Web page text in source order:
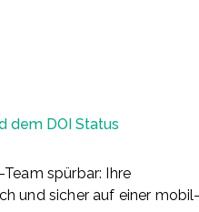
dem DOI Status
spürbar: Ihre
und sicher auf einer